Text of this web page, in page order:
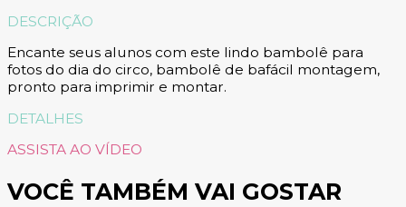
DESCRIÇÃO
Encante seus alunos com este lindo bambolê para
fotos do dia do circo, bambolê de bafácil montagem,
pronto para imprimir e montar.
DETALHES
ASSISTA AO VÍDEO
VOCÊ TAMBÉM VAI GOSTAR